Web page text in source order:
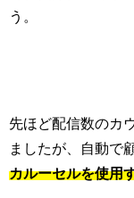
う。
先ほど配信数のカ
ましたが、自動で
カルーセルを使用